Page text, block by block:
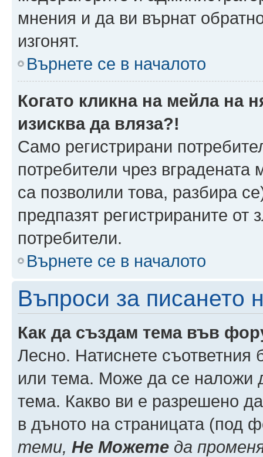
мнения и да ви върнат
изгонят.
Върнете се в началото
Когато кликна на мейла на
изисква да вляза?!
Само регистрирани
потребители чрез
са позволили това, разбира
предпазят регистрираните от
потребители.
Върнете се в началото
Въпроси за писането
Как да създам тема във
Лесно. Натиснете съответния
или тема. Може да се наложи
тема. Какво ви е разрешено
в дъното на страницата (под
теми, Не Можете да